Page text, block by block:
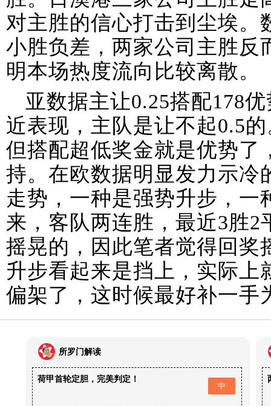
对主胜的信心打击到尘埃。
小胜负差，两家公司主胜反
明本场热度流向比较离散。
亚数据主让0.25搭配178
近表现，主队是让不起0.5
但搭配超低奖金就是优势了
持。在欧数据明显发力示冷
走势，一种是强势升步，一
来，客队两连胜，最近3胜
摇晃的，因此笔者觉得回奖
升步看起来是挡上，实际上
偏架了，这时候最好补一手
所罗门解读
荷甲首轮定胆，完美判定！
中